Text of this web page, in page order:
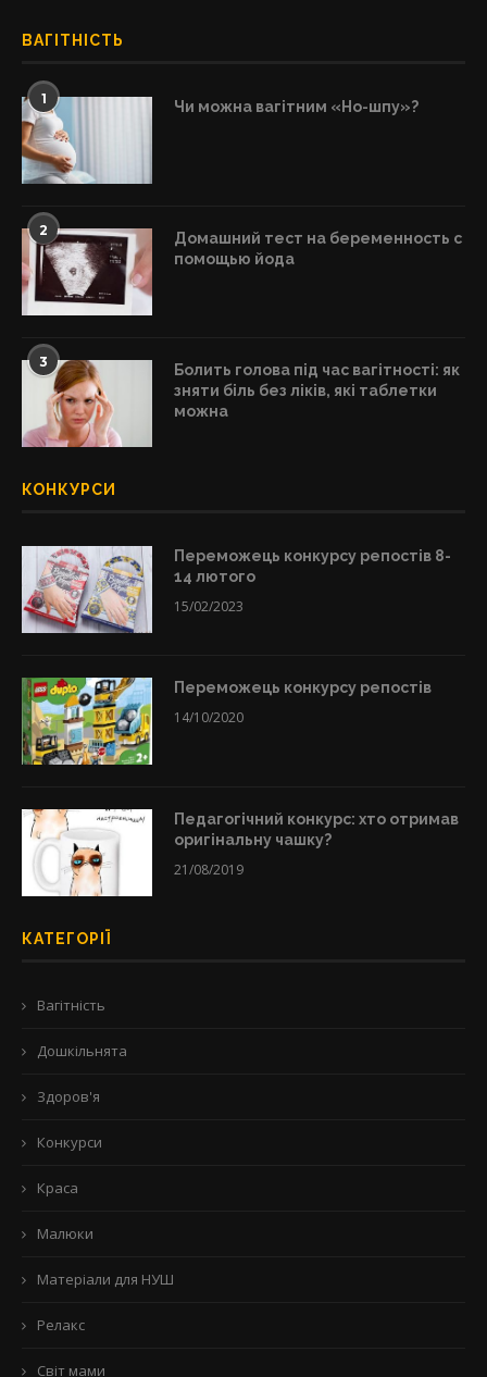
ВАГІТНІСТЬ
1 Чи можна вагітним «Но-шпу»?
2
Домашний тест на беременность с
помощью йода
3
Болить голова під час вагітності: як
зняти біль без ліків, які таблетки
можна
КОНКУРСИ
Переможець конкурсу репостів 8-
14 лютого
15/02/2023
Переможець конкурсу репостів
14/10/2020
Педагогічний конкурс: хто отримав
оригінальну чашку?
21/08/2019
КАТЕГОРІЇ
Вагітність
Дошкільнята
Здоров'я
Конкурси
Краса
Малюки
Матеріали для НУШ
Релакс
Світ мами